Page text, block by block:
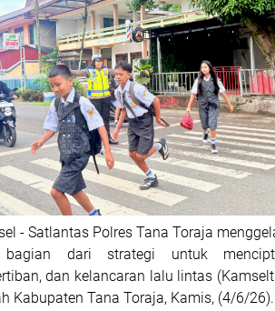
- Satlantas Polres Tana Toraja
bagian dari strategi untuk
dan kelancaran lalu lintas
Kabupaten Tana Toraja, Kamis, (4/6/26).